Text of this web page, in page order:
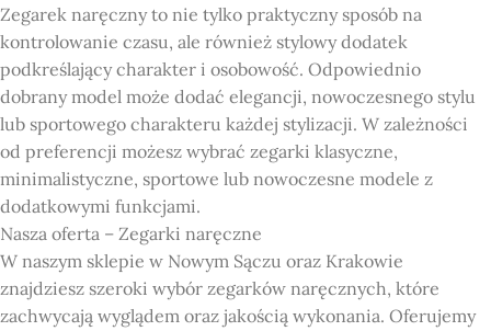
Zegarek naręczny to nie tylko praktyczny sposób na
kontrolowanie czasu, ale również stylowy dodatek
podkreślający charakter i osobowość. Odpowiednio
dobrany model może dodać elegancji, nowoczesnego stylu
lub sportowego charakteru każdej stylizacji. W zależności
od preferencji możesz wybrać zegarki klasyczne,
minimalistyczne, sportowe lub nowoczesne modele z
dodatkowymi funkcjami.
Nasza oferta – Zegarki naręczne
W naszym sklepie w Nowym Sączu oraz Krakowie
znajdziesz szeroki wybór zegarków naręcznych, które
zachwycają wyglądem oraz jakością wykonania. Oferujemy